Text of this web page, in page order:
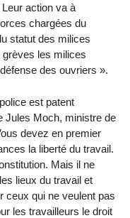
action va à
chargées du
statut des milices
grèves les milices
des ouvriers ».
est patent
Jules Moch, ministre de
devez en premier
la liberté du travail.
Mais il ne
lieux du travail et
ceux qui ne veulent pas
les travailleurs le droit